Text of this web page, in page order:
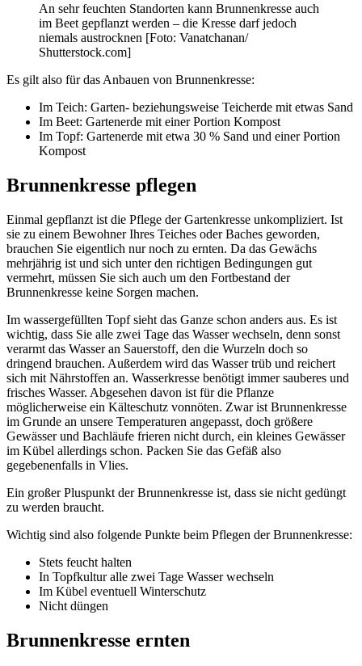
An sehr feuchten Standorten kann Brunnenkresse auch
im Beet gepflanzt werden – die Kresse darf jedoch
niemals austrocknen [Foto: Vanatchanan/
Shutterstock.com]
Es gilt also für das Anbauen von Brunnenkresse:
Im Teich: Garten- beziehungsweise Teicherde mit etwas Sand
Im Beet: Gartenerde mit einer Portion Kompost
Im Topf: Gartenerde mit etwa 30 % Sand und einer Portion
Kompost
Brunnenkresse pflegen
Einmal gepflanzt ist die Pflege der Gartenkresse unkompliziert. Ist
sie zu einem Bewohner Ihres Teiches oder Baches geworden,
brauchen Sie eigentlich nur noch zu ernten. Da das Gewächs
mehrjährig ist und sich unter den richtigen Bedingungen gut
vermehrt, müssen Sie sich auch um den Fortbestand der
Brunnenkresse keine Sorgen machen.
Im wassergefüllten Topf sieht das Ganze schon anders aus. Es ist
wichtig, dass Sie alle zwei Tage das Wasser wechseln, denn sonst
verarmt das Wasser an Sauerstoff, den die Wurzeln doch so
dringend brauchen. Außerdem wird das Wasser trüb und reichert
sich mit Nährstoffen an. Wasserkresse benötigt immer sauberes und
frisches Wasser. Abgesehen davon ist für die Pflanze
möglicherweise ein Kälteschutz vonnöten. Zwar ist Brunnenkresse
im Grunde an unsere Temperaturen angepasst, doch größere
Gewässer und Bachläufe frieren nicht durch, ein kleines Gewässer
im Kübel allerdings schon. Packen Sie das Gefäß also
gegebenenfalls in Vlies.
Ein großer Pluspunkt der Brunnenkresse ist, dass sie nicht gedüngt
zu werden braucht.
Wichtig sind also folgende Punkte beim Pflegen der Brunnenkresse:
Stets feucht halten
In Topfkultur alle zwei Tage Wasser wechseln
Im Kübel eventuell Winterschutz
Nicht düngen
Brunnenkresse ernten